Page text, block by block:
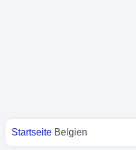
Sie sind hier
Startseite Belgien